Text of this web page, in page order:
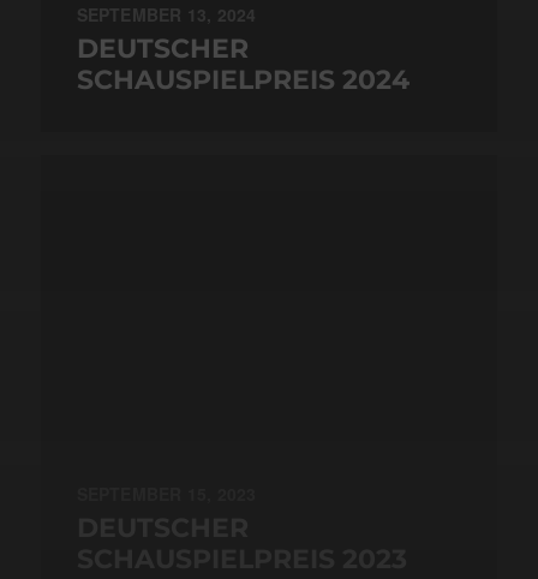
SEPTEMBER 13, 2024
DEUTSCHER
SCHAUSPIELPREIS 2024